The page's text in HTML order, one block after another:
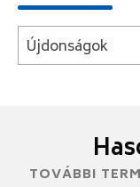
Újdonságok
TOVÁBBI